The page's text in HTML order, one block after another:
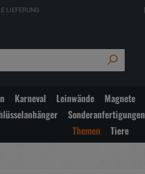
LIEFERUNG
Karneval Leinwände Magnete
Sonderanfertigungen
Themen
Tiere